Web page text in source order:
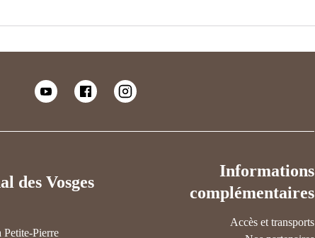
des Vosges
Petite-Pierre
Informations
complémentaires
Accès et transports